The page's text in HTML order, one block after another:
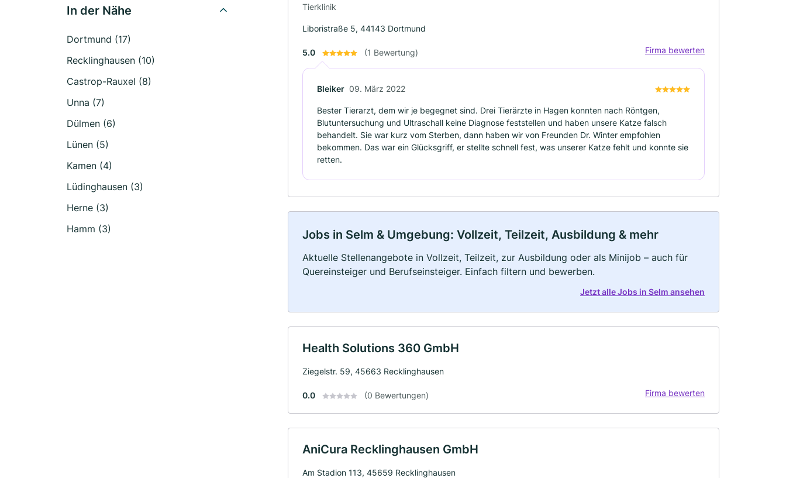
In der Nähe
Dortmund (17)
Recklinghausen (10)
Castrop-Rauxel (8)
Unna (7)
Dülmen (6)
Lünen (5)
Kamen (4)
Lüdinghausen (3)
Herne (3)
Hamm (3)
Tierklinik
Liboristraße 5, 44143 Dortmund
5.0 (1 Bewertung) Firma bewerten
Bleiker 09. März 2022
Bester Tierarzt, dem wir je begegnet sind. Drei Tierärzte in Hagen konnten nach Röntgen,
Blutuntersuchung und Ultraschall keine Diagnose feststellen und haben unsere Katze falsch
behandelt. Sie war kurz vom Sterben, dann haben wir von Freunden Dr. Winter empfohlen
bekommen. Das war ein Glücksgriff, er stellte schnell fest, was unserer Katze fehlt und konnte sie
retten.
Jobs in Selm & Umgebung: Vollzeit, Teilzeit, Ausbildung & mehr
Aktuelle Stellenangebote in Vollzeit, Teilzeit, zur Ausbildung oder als Minijob – auch für
Quereinsteiger und Berufseinsteiger. Einfach filtern und bewerben.
Jetzt alle Jobs in Selm ansehen
Health Solutions 360 GmbH
Ziegelstr. 59, 45663 Recklinghausen
0.0 (0 Bewertungen) Firma bewerten
AniCura Recklinghausen GmbH
Am Stadion 113, 45659 Recklinghausen